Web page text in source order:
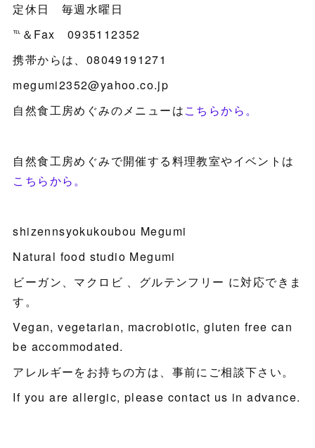
定休日 毎週水曜日
℡＆Fax 0935112352
携帯からは、08049191271
megumi2352@yahoo.co.jp
自然食工房めぐみのメニューはこちらから。
自然食工房めぐみで開催する料理教室やイベントは
こちらから。
shizennsyokukoubou Megumi
Natural food studio Megumi
ビーガン、マクロビ 、グルテンフリー に対応できま
す。
Vegan, vegetarian, macrobiotic, gluten free can
be accommodated.
アレルギーをお持ちの方は、事前にご相談下さい。
If you are allergic, please contact us in advance.